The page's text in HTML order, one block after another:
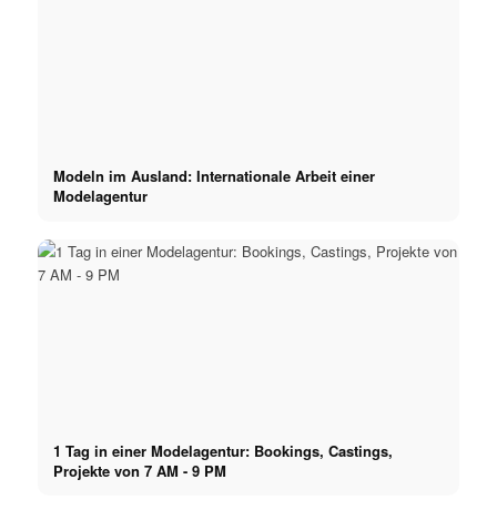
Modeln im Ausland: Internationale Arbeit einer
Modelagentur
1 Tag in einer Modelagentur: Bookings, Castings,
Projekte von 7 AM - 9 PM